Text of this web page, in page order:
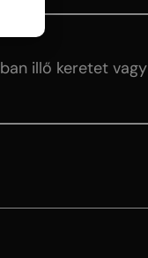
illő keretet vagy